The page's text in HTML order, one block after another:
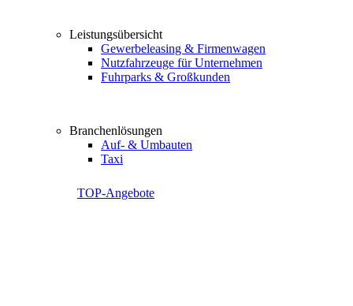
Leistungsübersicht
Gewerbeleasing & Firmenwagen
Nutzfahrzeuge für Unternehmen
Fuhrparks & Großkunden
Branchenlösungen
Auf- & Umbauten
Taxi
TOP-Angebote